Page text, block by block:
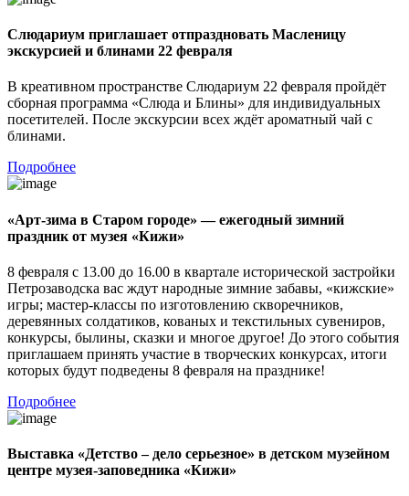
Слюдариум приглашает отпраздновать Масленицу
экскурсией и блинами 22 февраля
В креативном пространстве Слюдариум 22 февраля пройдёт
сборная программа «Слюда и Блины» для индивидуальных
посетителей. После экскурсии всех ждёт ароматный чай с
блинами.
Подробнее
«Арт-зима в Старом городе» — ежегодный зимний
праздник от музея «Кижи»
8 февраля с 13.00 до 16.00 в квартале исторической застройки
Петрозаводска вас ждут народные зимние забавы, «кижские»
игры; мастер-классы по изготовлению скворечников,
деревянных солдатиков, кованых и текстильных сувениров,
конкурсы, былины, сказки и многое другое! До этого события
приглашаем принять участие в творческих конкурсах, итоги
которых будут подведены 8 февраля на празднике!
Подробнее
Выставка «Детство – дело серьезное» в детском музейном
центре музея-заповедника «Кижи»